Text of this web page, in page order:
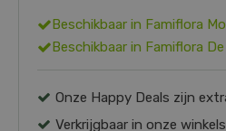
Beschikbaar in Famiflora
Beschikbaar in Famiflora
Onze Happy Deals zijn
Verkrijgbaar in onze